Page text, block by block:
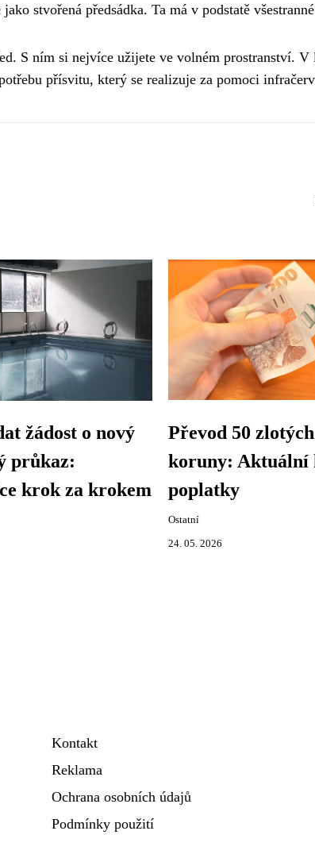
stvořená předsádka. Ta má v podstatě
S ním si nejvíce užijete ve volném prostranství. V
přísvitu, který se realizuje za pomoci
žádost o nový
průkaz:
krok za krokem
Převod 50
koruny: Aktuální
poplatky
Ostatní
24. 05. 2026
Kontakt
Reklama
Ochrana osobních údajů
Podmínky použití